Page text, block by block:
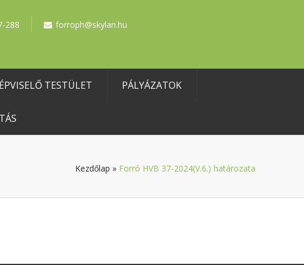
288 forroph@skylan.hu
TESTÜLET PÁLYÁZATOK
Kezdőlap » Forró HVB 37-2024(V.6.) határozata